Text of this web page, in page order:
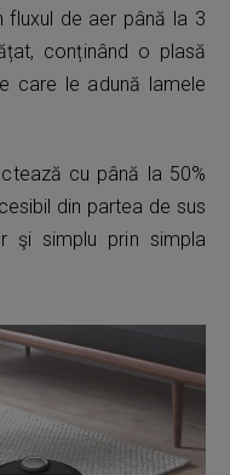
fluxul de aer până la 3
conținând o plasă
care le adună lamele
cu până la 50%
din partea de sus
şi simplu prin simpla